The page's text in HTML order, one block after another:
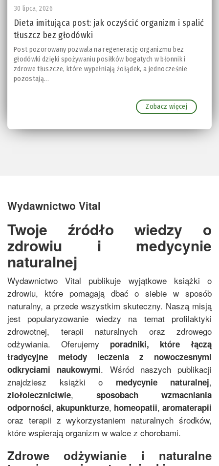
30 lipca, 2026
Dieta imitująca post: jak oczyścić organizm i spalić
tłuszcz bez głodówki
Post pozorowany pozwala na regenerację organizmu bez
głodówki dzięki spożywaniu posiłków bogatych w błonnik i
zdrowe tłuszcze, które wypełniają żołądek, a jednocześnie
pozostają...
Zobacz więcej
Wydawnictwo Vital
Twoje źródło wiedzy o
zdrowiu i medycynie
naturalnej
Wydawnictwo Vital publikuje wyjątkowe książki o
zdrowiu, które pomagają dbać o siebie w sposób
naturalny, a przede wszystkim skuteczny. Naszą misją
jest popularyzowanie wiedzy na temat profilaktyki
zdrowotnej, terapii naturalnych oraz zdrowego
odżywiania. Oferujemy poradniki, które łączą
tradycyjne metody leczenia z nowoczesnymi
odkryciami naukowymi. Wśród naszych publikacji
znajdziesz książki o medycynie naturalnej,
ziołolecznictwie, sposobach wzmacniania
odporności, akupunkturze, homeopatii, aromaterapii
oraz terapii z wykorzystaniem naturalnych środków,
które wspierają organizm w walce z chorobami.
Zdrowe odżywianie i naturalne